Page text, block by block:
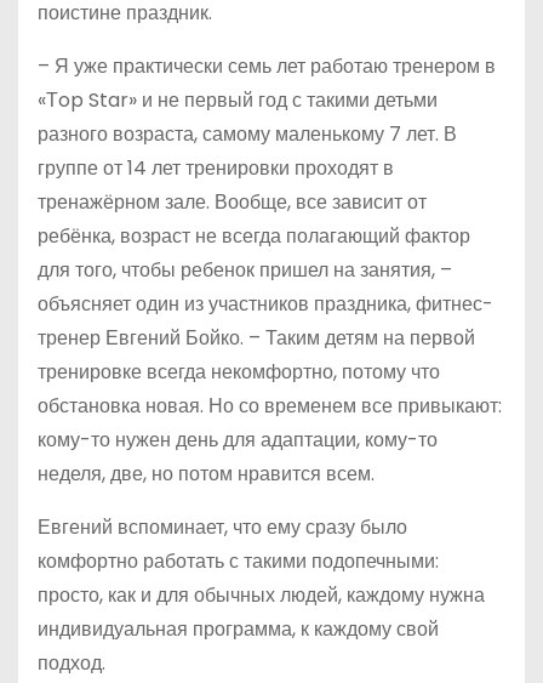
поистине праздник.
– Я уже практически семь лет работаю тренером в
«Тop Star» и не первый год с такими детьми
разного возраста, самому маленькому 7 лет. В
группе от 14 лет тренировки проходят в
тренажёрном зале. Вообще, все зависит от
ребёнка, возраст не всегда полагающий фактор
для того, чтобы ребенок пришел на занятия, –
объясняет один из участников праздника, фитнес-
тренер Евгений Бойко. – Таким детям на первой
тренировке всегда некомфортно, потому что
обстановка новая. Но со временем все привыкают:
кому-то нужен день для адаптации, кому-то
неделя, две, но потом нравится всем.
Евгений вспоминает, что ему сразу было
комфортно работать с такими подопечными:
просто, как и для обычных людей, каждому нужна
индивидуальная программа, к каждому свой
подход.